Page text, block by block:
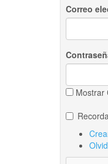
Correo
Mostrar